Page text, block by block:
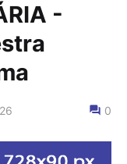
-
0